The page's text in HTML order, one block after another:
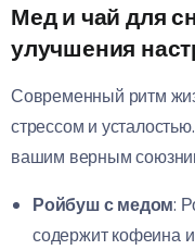
Мед и чай для
улучшения
Современный ритм
стрессом и
вашим верным
Ройбуш с медом:
содержит кофеина